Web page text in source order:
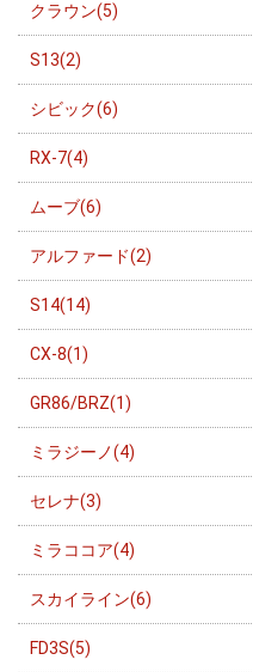
クラウン(5)
S13(2)
シビック(6)
RX-7(4)
ムーブ(6)
アルファード(2)
S14(14)
CX-8(1)
GR86/BRZ(1)
ミラジーノ(4)
セレナ(3)
ミラココア(4)
スカイライン(6)
FD3S(5)